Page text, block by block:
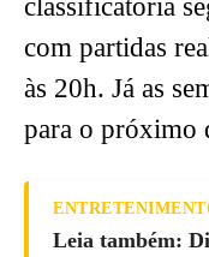
classificatória
com partidas
às 20h. Já as
para o próximo
Leia também: